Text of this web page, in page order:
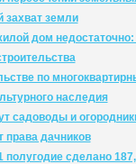
земли
дом
по
наследия
садоводы и
права дачников
полугодие сделано